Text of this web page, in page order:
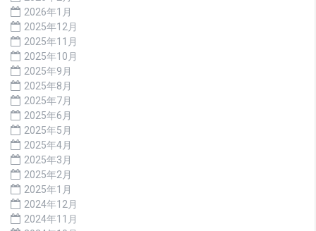
2026年1月
2025年12月
2025年11月
2025年10月
2025年9月
2025年8月
2025年7月
2025年6月
2025年5月
2025年4月
2025年3月
2025年2月
2025年1月
2024年12月
2024年11月